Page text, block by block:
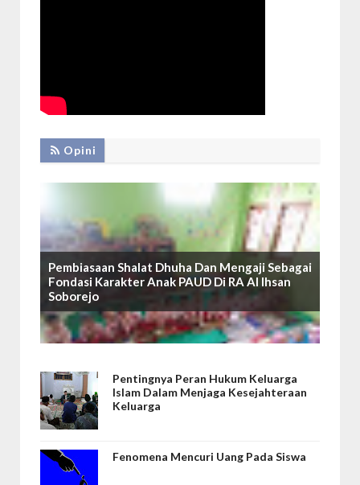
Opini
Pembiasaan Shalat Dhuha Dan Mengaji Sebagai
Fondasi Karakter Anak PAUD Di RA Al Ihsan
Soborejo
Pentingnya Peran Hukum Keluarga
Islam Dalam Menjaga Kesejahteraan
Keluarga
Fenomena Mencuri Uang Pada Siswa